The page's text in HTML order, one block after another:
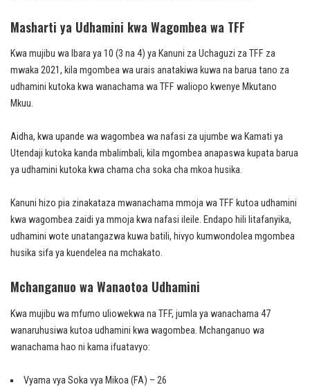
Masharti ya Udhamini kwa Wagombea wa TFF
Kwa mujibu wa Ibara ya 10 (3 na 4) ya Kanuni za Uchaguzi za TFF za
mwaka 2021, kila mgombea wa urais anatakiwa kuwa na barua tano za
udhamini kutoka kwa wanachama wa TFF waliopo kwenye Mkutano
Mkuu.
Aidha, kwa upande wa wagombea wa nafasi za ujumbe wa Kamati ya
Utendaji kutoka kanda mbalimbali, kila mgombea anapaswa kupata barua
ya udhamini kutoka kwa chama cha soka cha mkoa husika.
Kanuni hizo pia zinakataza mwanachama mmoja wa TFF kutoa udhamini
kwa wagombea zaidi ya mmoja kwa nafasi ileile. Endapo hili litafanyika,
udhamini wote unatangazwa kuwa batili, hivyo kumwondolea mgombea
husika sifa ya kuendelea na mchakato.
Mchanganuo wa Wanaotoa Udhamini
Kwa mujibu wa mfumo uliowekwa na TFF, jumla ya wanachama 47
wanaruhusiwa kutoa udhamini kwa wagombea. Mchanganuo wa
wanachama hao ni kama ifuatavyo:
Vyama vya Soka vya Mikoa (FA) – 26